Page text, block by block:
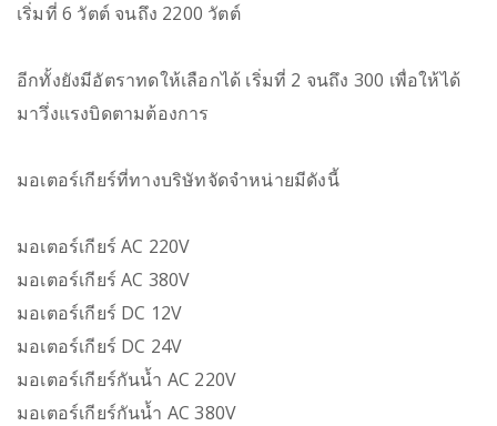
เริ่มที่ 6 วัตต์ จนถึง 2200 วัตต์
อีกทั้งยังมีอัตราทดให้เลือกได้ เริ่มที่ 2 จนถึง 300 เพื่อให้ได้
มาวึ่งแรงบิดตามต้องการ
มอเตอร์เกียร์ที่ทางบริษัทจัดจำหน่ายมีดังนี้
มอเตอร์เกียร์ AC 220V
มอเตอร์เกียร์ AC 380V
มอเตอร์เกียร์ DC 12V
มอเตอร์เกียร์ DC 24V
มอเตอร์เกียร์กันน้ำ AC 220V
มอเตอร์เกียร์กันน้ำ AC 380V